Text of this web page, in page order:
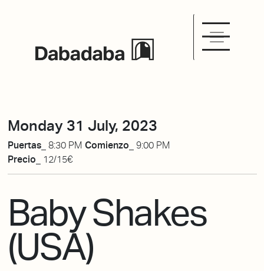
Monday 31 July, 2023
Puertas_ 8:30 PM Comienzo_ 9:00 PM
Precio_
12/15€
Baby Shakes
(USA)